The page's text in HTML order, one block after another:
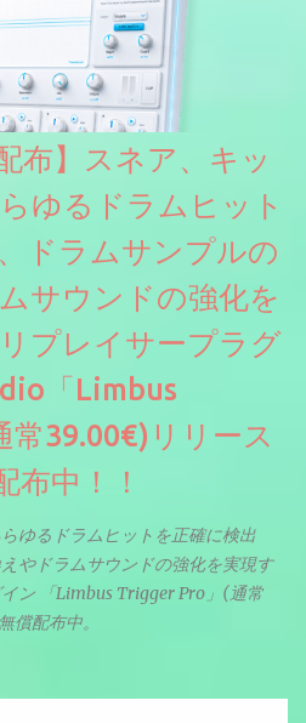
多いですが、アルペジオを切るこ
どのシンセライブラリは、音を一
で音量を調整します。 しかし、
ジシンセを含む様々な音源から、
たって録音し、各レイヤーを整形
と強く演奏した場合で、全く異な
を変えただけの同じ音ではありま
布】スネア、キッ
ゆるドラムヒット
ドラムサンプルの
サウンドの強化を
プレイサープラグ
「Limbus
39.00€)リリース
布中！！
ゆるドラムヒットを正確に検出
やドラムサウンドの強化を実現す
ン 「Limbus Trigger Pro」(通常
償配布中。